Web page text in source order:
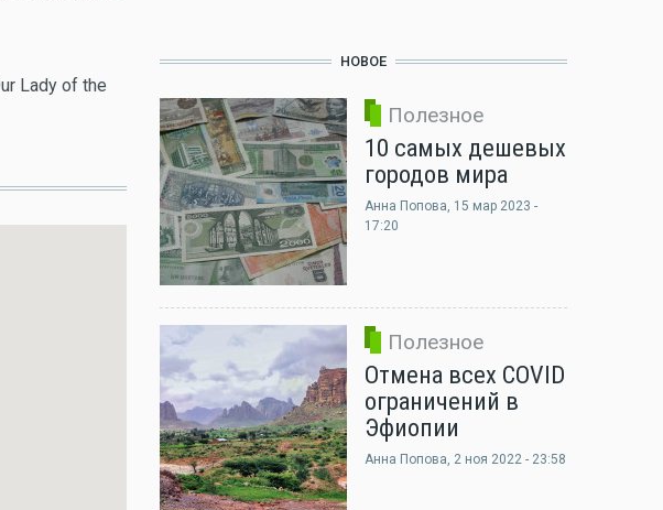
Lady of the
НОВОЕ
Полезное
10 самых дешевых
городов мира
Анна Попова, 15 мар 2023 -
17:20
Полезное
Отмена всех COVID
ограничений в
Эфиопии
Анна Попова, 2 ноя 2022 - 23:58